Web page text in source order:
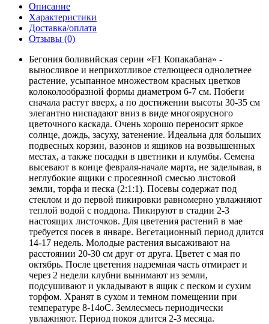
Описание
Характеристики
Доставка/оплата
Отзывы (0)
Бегония боливийская серии «F1 Копакабана» -
выносливое и неприхотливое стелющееся однолетнее
растение, усыпанное множеством красных цветков
колоколообразной формы диаметром 6-7 см. Побеги
сначала растут вверх, а по достижении высоты 30-35 см
элегантно ниспадают вниз в виде многоярусного
цветочного каскада. Очень хорошо переносит яркое
солнце, дождь, засуху, затенение. Идеальна для больших
подвесных корзин, вазонов и ящиков на возвышенных
местах, а также посадки в цветники и клумбы. Семена
высевают в конце февраля-начале марта, не заделывая, в
неглубокие ящики с просеянной смесью листовой
земли, торфа и песка (2:1:1). Посевы содержат под
стеклом и до первой пикировки равномерно увлажняют
теплой водой с поддона. Пикируют в стадии 2-3
настоящих листочков. Для цветения растений в мае
требуется посев в январе. Вегетационный период длится
14-17 недель. Молодые растения высаживают на
расстоянии 20-30 см друг от друга. Цветет с мая по
октябрь. После цветения надземная часть отмирает и
через 2 недели клубни вынимают из земли,
подсушивают и укладывают в ящик с песком и сухим
торфом. Хранят в сухом и темном помещении при
температуре 8-14оС. Землесмесь периодически
увлажняют. Период покоя длится 2-3 месяца.